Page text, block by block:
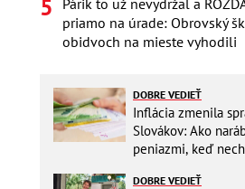
Párik to už nevydržal a
priamo na úrade: Obrovský
obidvoch na mieste vyhodili
DOBRE VEDIEŤ
Inflácia zmenila
Slovákov: Ako
peniazmi, keď
DOBRE VEDIEŤ